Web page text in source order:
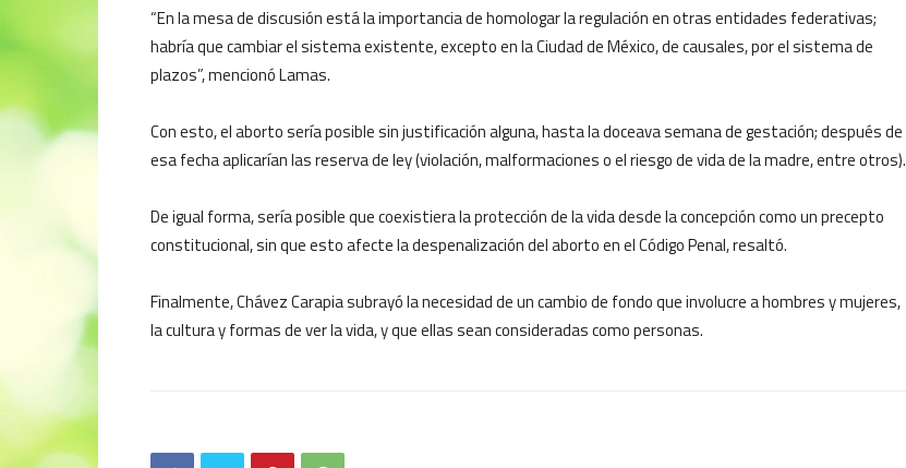
“En la mesa de discusión está la importancia de homologar la regulación en otras entidades federativas;
habría que cambiar el sistema existente, excepto en la Ciudad de México, de causales, por el sistema de
plazos”, mencionó Lamas.
Con esto, el aborto sería posible sin justificación alguna, hasta la doceava semana de gestación; después de
esa fecha aplicarían las reserva de ley (violación, malformaciones o el riesgo de vida de la madre, entre otros).
De igual forma, sería posible que coexistiera la protección de la vida desde la concepción como un precepto
constitucional, sin que esto afecte la despenalización del aborto en el Código Penal, resaltó.
Finalmente, Chávez Carapia subrayó la necesidad de un cambio de fondo que involucre a hombres y mujeres,
la cultura y formas de ver la vida, y que ellas sean consideradas como personas.